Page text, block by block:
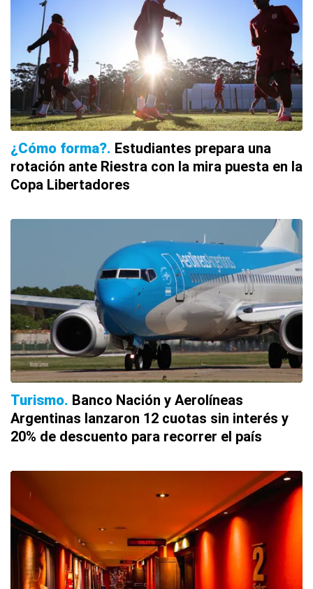
¿Cómo forma? Estudiantes prepara una
rotación ante Riestra con la mira puesta en la
Copa Libertadores
Turismo Banco Nación y Aerolíneas
Argentinas lanzaron 12 cuotas sin interés y
20% de descuento para recorrer el país